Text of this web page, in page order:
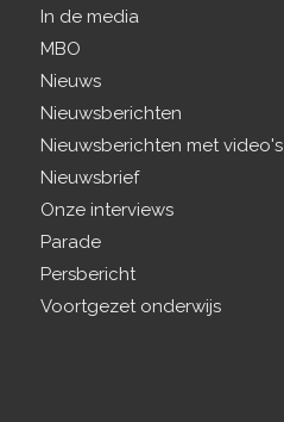
In de media
MBO
Nieuws
Nieuwsberichten
Nieuwsberichten met video's
Nieuwsbrief
Onze interviews
Parade
Persbericht
Voortgezet onderwijs